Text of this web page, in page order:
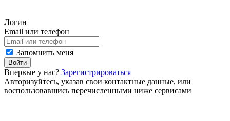
Логин
Email или телефон
Запомнить меня
Войти
Впервые у нас? Зарегистрироваться
Авторизуйтесь, указав свои контактные данные, или
воспользовавшись перечисленными ниже сервисами